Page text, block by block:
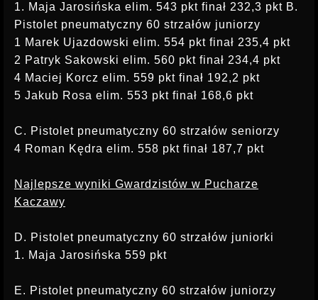
1. Maja Jarosińska elim. 543 pkt finał 232,3 pkt B.
Pistolet pneumatyczny 60 strzałów juniorzy
1 Marek Ujazdowski elim. 554 pkt finał 235,4 pkt
2 Patryk Sakowski elim. 560 pkt finał 234,4 pkt
4 Maciej Korcz elim. 559 pkt finał 192,2 pkt
5 Jakub Rosa elim. 553 pkt finał 168,6 pkt
C. Pistolet pneumatyczny 60 strzałów seniorzy
4 Roman Kędra elim. 558 pkt finał 187,7 pkt
Najlepsze wyniki Gwardzistów w Pucharze
Kaczawy
D. Pistolet pneumatyczny 60 strzałów juniorki
1. Maja Jarosińska 559 pkt
E. Pistolet pneumatyczny 60 strzałów juniorzy